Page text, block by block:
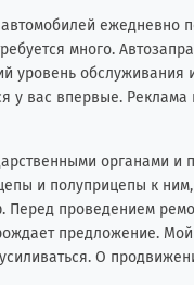
много.
обслуживания
у вас впервые.
органами и
и полуприцепы к
проведением
предложение.
О